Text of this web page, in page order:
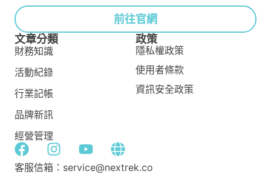
前往官網
文章分類
財務知識
活動紀錄
行業記帳
品牌新訊
經營管理
政策
隱私權政策
使用者條款
資訊安全政策
客服信箱：service@nextrek.co